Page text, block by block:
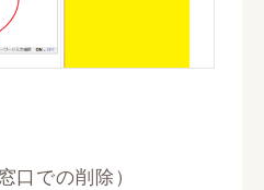
口での削除）